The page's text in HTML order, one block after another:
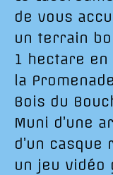
de vous
un terrain
1 hectare
la
Bois du
Muni d’une
d’un
un jeu vidéo